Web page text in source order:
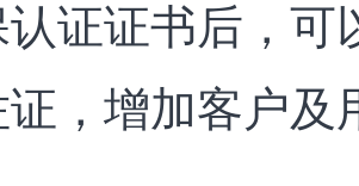
证证书后，可
，增加客户及